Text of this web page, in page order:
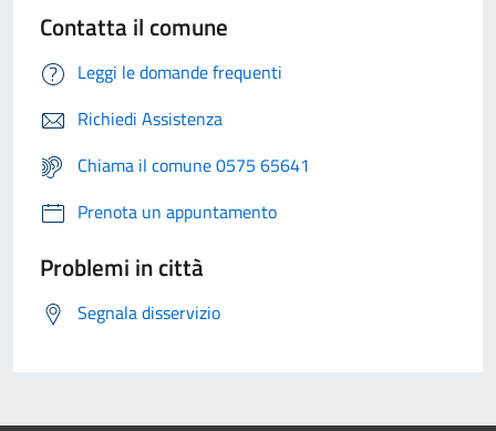
Contatta il comune
Leggi le domande frequenti
Richiedi Assistenza
Chiama il comune 0575 65641
Prenota un appuntamento
Problemi in città
Segnala disservizio